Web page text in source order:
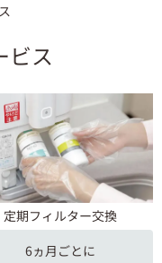
ビス
定期フィルター交換
6ヵ月ごとに